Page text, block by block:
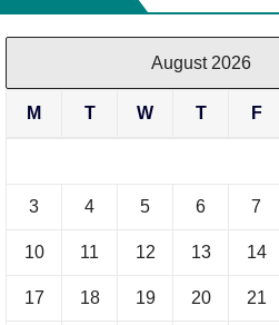
August 2026
M T W T F
3 4 5 6 7
10 11 12 13 14
17 18 19 20 21